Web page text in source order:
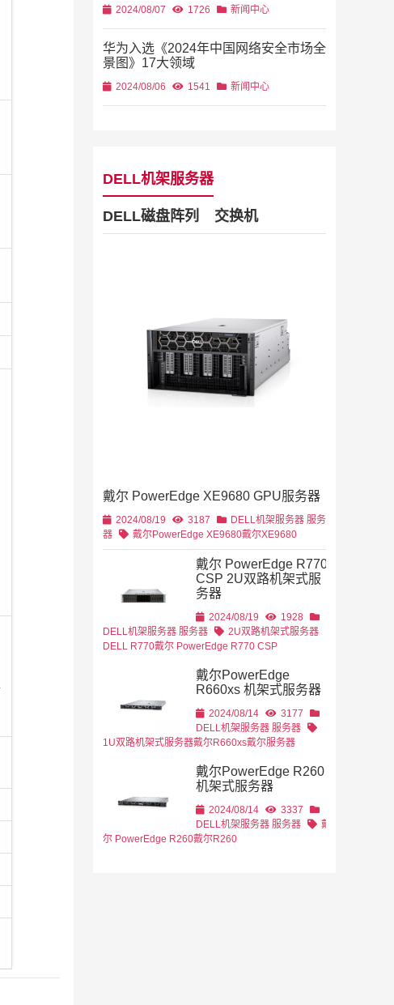
2024/08/07 1726 新闻中心
华为入选《2024年中国网络安全市场全
景图》17大领域
2024/08/06 1541 新闻中心
DELL机架服务器
DELL磁盘阵列 交换机
戴尔 PowerEdge XE9680 GPU服务器
2024/08/19 3187 DELL机架服务器 服务
器
戴尔PowerEdge XE9680戴尔XE9680
戴尔 PowerEdge R770
CSP 2U双路机架式服
务器
2024/08/19
1928
DELL机架服务器 服务器
2U双路机架式服务器
DELL R770戴尔 PowerEdge R770 CSP
戴尔PowerEdge
R660xs 机架式服务器
2024/08/14
3177
DELL机架服务器 服务器
1U双路机架式服务器戴尔R660xs戴尔服务器
戴尔PowerEdge R260
机架式服务器
2024/08/14
3337
DELL机架服务器 服务器
戴
尔 PowerEdge R260戴尔R260